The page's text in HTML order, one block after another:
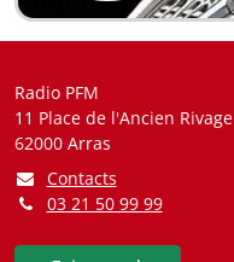
Radio PFM
11 Place de l'Ancien Rivage
62000 Arras
Contacts
03 21 50 99 99